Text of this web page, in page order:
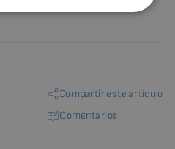
Compartir este artículo
Comentarios
CHINESE (SIMPLIFIED)